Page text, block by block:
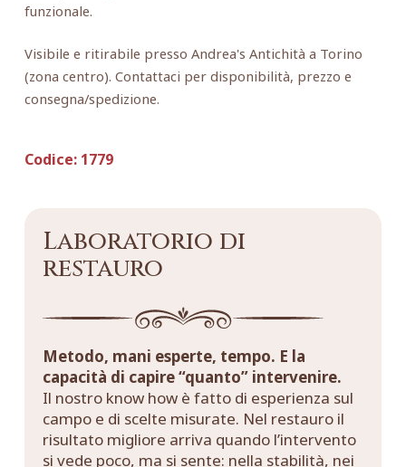
funzionale.
Visibile e ritirabile presso Andrea's Antichità a Torino
(zona centro). Contattaci per disponibilità, prezzo e
consegna/spedizione.
Codice:1779
Laboratorio di
restauro
Metodo, mani esperte, tempo. E la
capacità di capire “quanto” intervenire.
Il nostro know how è fatto di esperienza sul
campo e di scelte misurate. Nel restauro il
risultato migliore arriva quando l’intervento
si vede poco, ma si sente: nella stabilità, nei